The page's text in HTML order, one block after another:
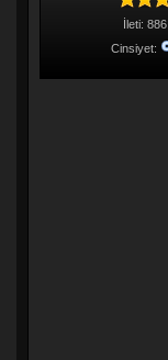
İleti: 886
Cinsiyet: